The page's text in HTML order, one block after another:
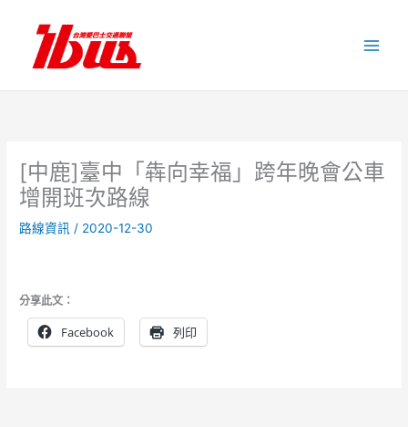
內
[中鹿]臺中「犇向幸福」跨年晚會公車
增開班次路線
路線資訊 / 2020-12-30
分享此文：
Facebook 列印